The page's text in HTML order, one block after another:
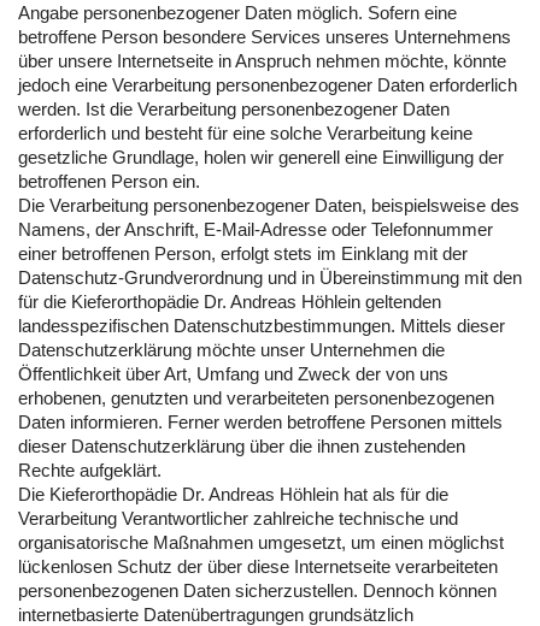
Angabe personenbezogener Daten möglich. Sofern eine
betroffene Person besondere Services unseres Unternehmens
über unsere Internetseite in Anspruch nehmen möchte, könnte
jedoch eine Verarbeitung personenbezogener Daten erforderlich
werden. Ist die Verarbeitung personenbezogener Daten
erforderlich und besteht für eine solche Verarbeitung keine
gesetzliche Grundlage, holen wir generell eine Einwilligung der
betroffenen Person ein.
Die Verarbeitung personenbezogener Daten, beispielsweise des
Namens, der Anschrift, E-Mail-Adresse oder Telefonnummer
einer betroffenen Person, erfolgt stets im Einklang mit der
Datenschutz-Grundverordnung und in Übereinstimmung mit den
für die Kieferorthopädie Dr. Andreas Höhlein geltenden
landesspezifischen Datenschutzbestimmungen. Mittels dieser
Datenschutzerklärung möchte unser Unternehmen die
Öffentlichkeit über Art, Umfang und Zweck der von uns
erhobenen, genutzten und verarbeiteten personenbezogenen
Daten informieren. Ferner werden betroffene Personen mittels
dieser Datenschutzerklärung über die ihnen zustehenden
Rechte aufgeklärt.
Die Kieferorthopädie Dr. Andreas Höhlein hat als für die
Verarbeitung Verantwortlicher zahlreiche technische und
organisatorische Maßnahmen umgesetzt, um einen möglichst
lückenlosen Schutz der über diese Internetseite verarbeiteten
personenbezogenen Daten sicherzustellen. Dennoch können
internetbasierte Datenübertragungen grundsätzlich